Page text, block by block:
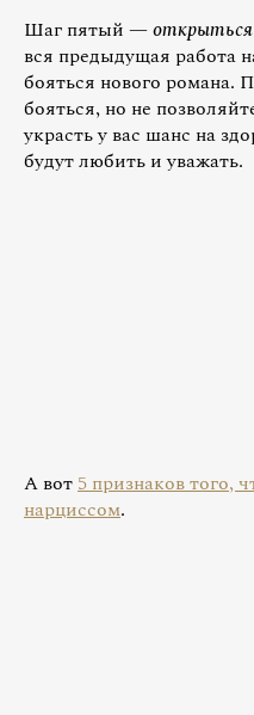
Шаг пятый —
вся предыдущая работа
бояться нового романа.
бояться, но не
украсть у вас шанс на
будут любить и уважать.
А вот5 признаков того,
нарциссом.